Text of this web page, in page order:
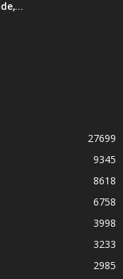
27699
9345
8618
6758
3998
3233
2985